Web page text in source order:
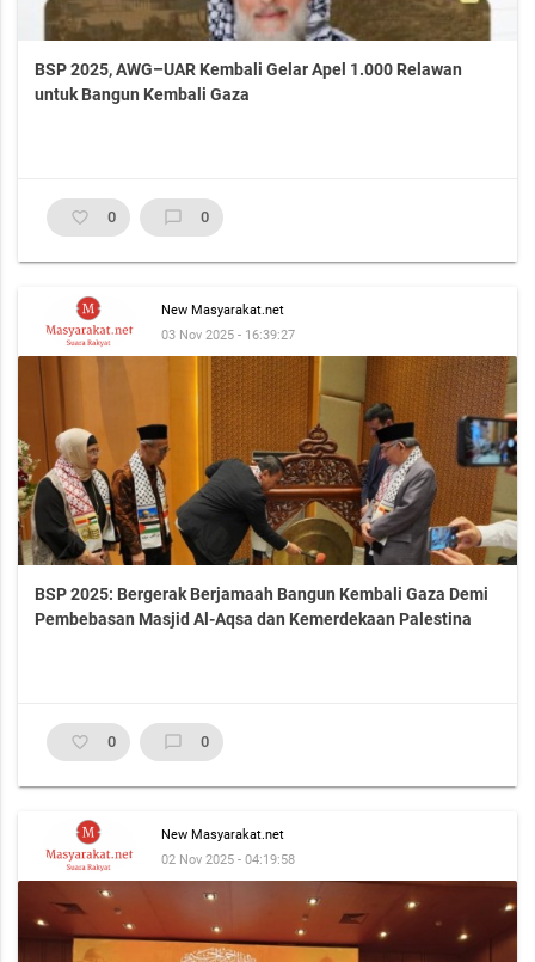
BSP 2025, AWG–UAR Kembali Gelar Apel 1.000 Relawan
untuk Bangun Kembali Gaza
favorite_border 0 chat_bubble_outline 0
New Masyarakat.net
03 Nov 2025 - 16:39:27
BSP 2025: Bergerak Berjamaah Bangun Kembali Gaza Demi
Pembebasan Masjid Al-Aqsa dan Kemerdekaan Palestina
favorite_border 0 chat_bubble_outline 0
New Masyarakat.net
02 Nov 2025 - 04:19:58